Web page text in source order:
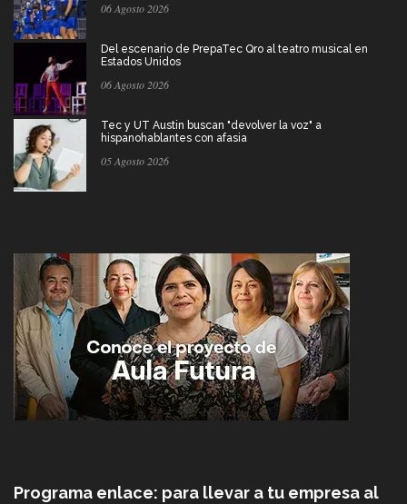
06 Agosto 2026
Del escenario de PrepaTec Qro al teatro musical en
Estados Unidos
06 Agosto 2026
Tec y UT Austin buscan "devolver la voz" a
hispanohablantes con afasia
05 Agosto 2026
Programa enlace: para llevar a tu empresa al